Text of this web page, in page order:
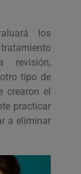
los
revisión,
tipo de
crearon el
practicar
a eliminar